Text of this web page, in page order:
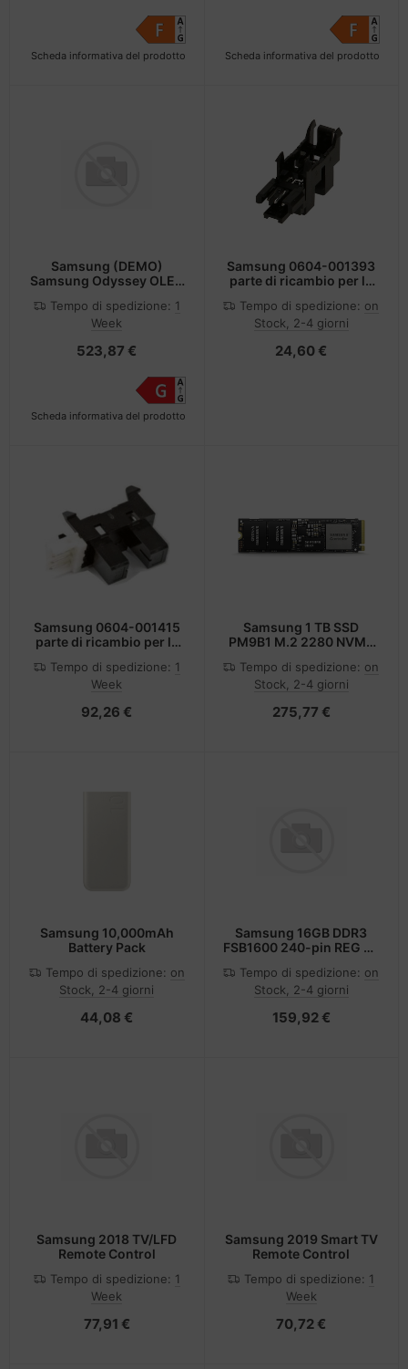
Scheda informativa del prodotto Scheda informativa del prodotto
Samsung (DEMO)
Samsung Odyssey OLED
Tempo di spedizione: 1
Week
523,87 €
Scheda informativa del prodotto
Samsung 0604-001393
parte di ricambio per la
Tempo di spedizione: on
Stock, 2-4 giorni
24,60 €
Samsung 0604-001415
parte di ricambio per la
Tempo di spedizione: 1
Week
92,26 €
Samsung 1 TB SSD
PM9B1 M.2 2280 NVMe
Disk - NVMe
Tempo di spedizione: on
Stock, 2-4 giorni
275,77 €
Samsung 10,000mAh
Battery Pack
Tempo di spedizione: on
Stock, 2-4 giorni
44,08 €
Samsung 16GB DDR3
FSB1600 240-pin REG x4
Tempo di spedizione: on
Stock, 2-4 giorni
159,92 €
Samsung 2018 TV/LFD
Remote Control
Tempo di spedizione: 1
Week
77,91 €
Samsung 2019 Smart TV
Remote Control
Tempo di spedizione: 1
Week
70,72 €